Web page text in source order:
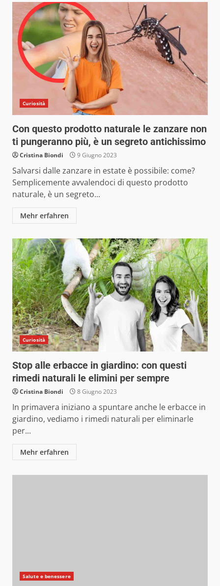
Curiosità
Con questo prodotto naturale le zanzare non
ti pungeranno più, è un segreto antichissimo
Cristina Biondi 9 Giugno 2023
Salvarsi dalle zanzare in estate è possibile: come?
Semplicemente avvalendoci di questo prodotto
naturale, è un segreto...
Mehr erfahren
Curiosità
Stop alle erbacce in giardino: con questi
rimedi naturali le elimini per sempre
Cristina Biondi 8 Giugno 2023
In primavera iniziano a spuntare anche le erbacce in
giardino, vediamo i rimedi naturali per eliminarle
per...
Mehr erfahren
Salute e benessere